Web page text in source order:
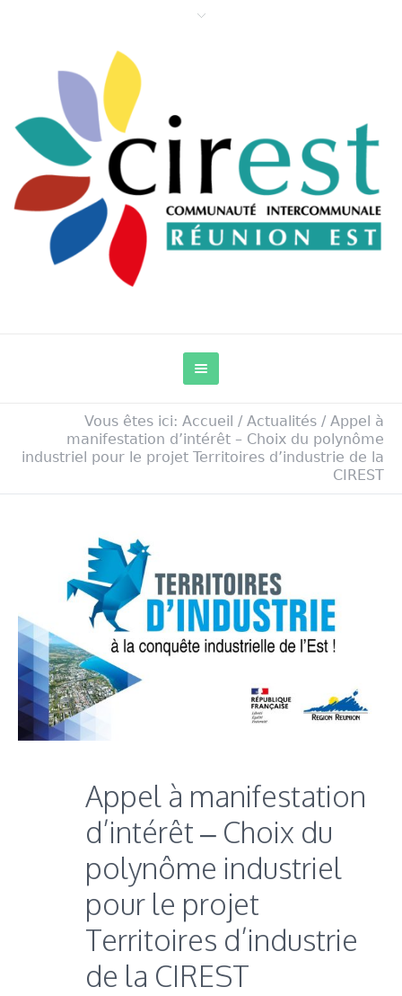
Vous êtes ici: Accueil / Actualités / Appel à
manifestation d’intérêt – Choix du polynôme
industriel pour le projet Territoires d’industrie de la
CIREST
Appel à manifestation
d’intérêt – Choix du
polynôme industriel
pour le projet
Territoires d’industrie
de la CIREST